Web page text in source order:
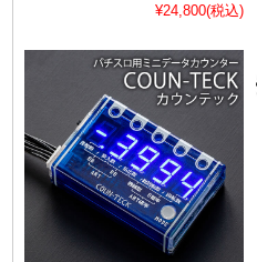
¥24,800(税込)